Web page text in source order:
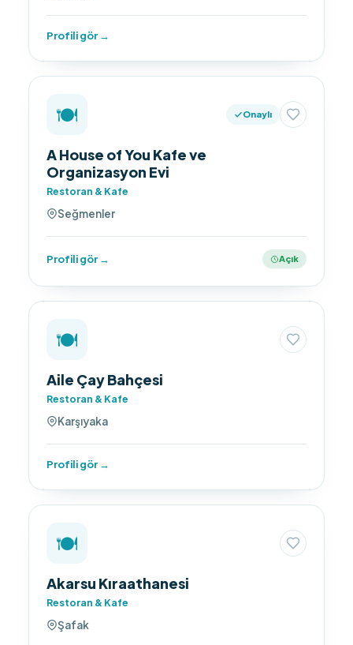
Profili gör →
🍽️ Onaylı
A House of You Kafe ve
Organizasyon Evi
Restoran & Kafe
Seğmenler
Profili gör → Açık
🍽️
Aile Çay Bahçesi
Restoran & Kafe
Karşıyaka
Profili gör →
🍽️
Akarsu Kıraathanesi
Restoran & Kafe
Şafak